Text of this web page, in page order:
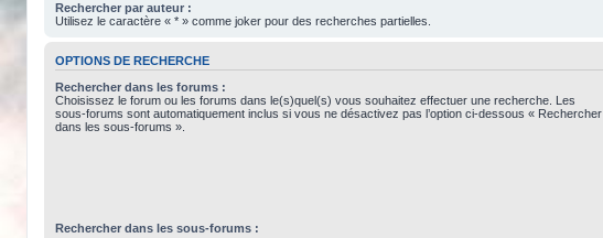
Rechercher par auteur :
Utilisez le caractère « * » comme joker pour des recherches partielles.
OPTIONS DE RECHERCHE
Rechercher dans les forums :
Choisissez le forum ou les forums dans le(s)quel(s) vous souhaitez effectuer une recherche. Les
sous-forums sont automatiquement inclus si vous ne désactivez pas l’option ci-dessous « Rechercher
dans les sous-forums ».
Rechercher dans les sous-forums :